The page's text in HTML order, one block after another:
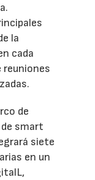
la
cada
reuniones
de
smart
siete
en un